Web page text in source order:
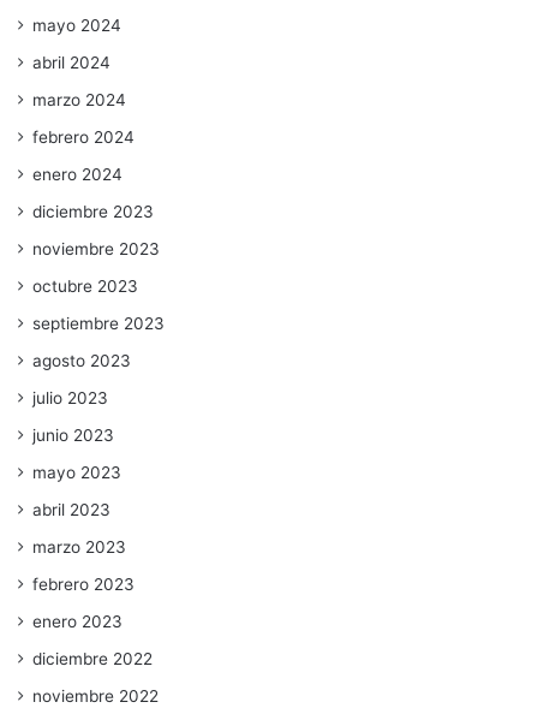
mayo 2024
abril 2024
marzo 2024
febrero 2024
enero 2024
diciembre 2023
noviembre 2023
octubre 2023
septiembre 2023
agosto 2023
julio 2023
junio 2023
mayo 2023
abril 2023
marzo 2023
febrero 2023
enero 2023
diciembre 2022
noviembre 2022